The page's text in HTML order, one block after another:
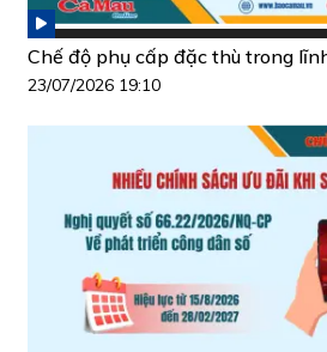
Chế độ phụ cấp đặc thù trong
23/07/2026 19:10